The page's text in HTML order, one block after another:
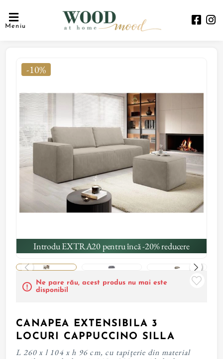
Meniu
-10%
Introdu EXTRA20 pentru încă -20% reducere
Ne pare rău, acest produs nu mai este
disponibil
CANAPEA EXTENSIBILA 3
LOCURI CAPPUCCINO SILLA
L 260 x l 104 x h 96 cm, cu tapițerie din material